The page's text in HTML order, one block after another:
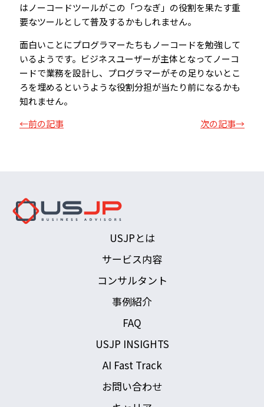
はノーコードツールがこの「つなぎ」の役割を果たす重
要なツールとして普及するかもしれません。
面白いことにプログラマーたちもノーコードを勉強して
いるようです。ビジネスユーザーが主体となってノーコ
ードで業務を設計し、プログラマーがその足りないとこ
ろを埋めるというような役割分担が当たり前になるかも
知れません。
←前の記事
次の記事→
USJPとは
サービス内容
コンサルタント
事例紹介
FAQ
USJP INSIGHTS
AI Fast Track
お問い合わせ